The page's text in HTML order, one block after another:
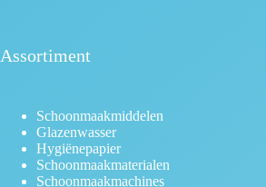
Assortiment
Schoonmaakmiddelen
Glazenwasser
Hygiënepapier
Schoonmaakmaterialen
Schoonmaakmachines